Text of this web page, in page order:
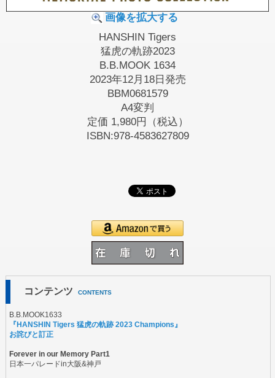
画像を拡大する
HANSHIN Tigers
猛虎の軌跡2023
B.B.MOOK 1634
2023年12月18日発売
BBM0681579
A4変判
定価 1,980円（税込）
ISBN:978-4583627809
コンテンツ CONTENTS
B.B.MOOK1633
『HANSHIN Tigers 猛虎の軌跡 2023 Champions』
お詫びと訂正
Forever in our Memory Part1
日本一パレードin大阪&神戸